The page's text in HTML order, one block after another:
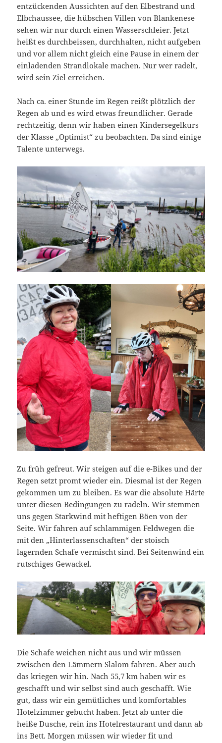
entzückenden Aussichten auf den Elbestrand und
Elbchaussee, die hübschen Villen von Blankenese
sehen wir nur durch einen Wasserschleier. Jetzt
heißt es durchbeissen, durchhalten, nicht aufgeben
und vor allem nicht gleich eine Pause in einem der
einladenden Strandlokale machen. Nur wer radelt,
wird sein Ziel erreichen.
Nach ca. einer Stunde im Regen reißt plötzlich der
Regen ab und es wird etwas freundlicher. Gerade
rechtzeitig, denn wir haben einen Kindersegelkurs
der Klasse „Optimist“ zu beobachten. Da sind einige
Talente unterwegs.
Zu früh gefreut. Wir steigen auf die e-Bikes und der
Regen setzt promt wieder ein. Diesmal ist der Regen
gekommen um zu bleiben. Es war die absolute Härte
unter diesen Bedingungen zu radeln. Wir stemmen
uns gegen Starkwind mit heftigen Böen von der
Seite. Wir fahren auf schlammigen Feldwegen die
mit den „Hinterlassenschaften“ der stoisch
lagernden Schafe vermischt sind. Bei Seitenwind ein
rutschiges Gewackel.
Die Schafe weichen nicht aus und wir müssen
zwischen den Lämmern Slalom fahren. Aber auch
das kriegen wir hin. Nach 55,7 km haben wir es
geschafft und wir selbst sind auch geschafft. Wie
gut, dass wir ein gemütliches und komfortables
Hotelzimmer gebucht haben. Jetzt ab unter die
heiße Dusche, rein ins Hotelrestaurant und dann ab
ins Bett. Morgen müssen wir wieder fit und